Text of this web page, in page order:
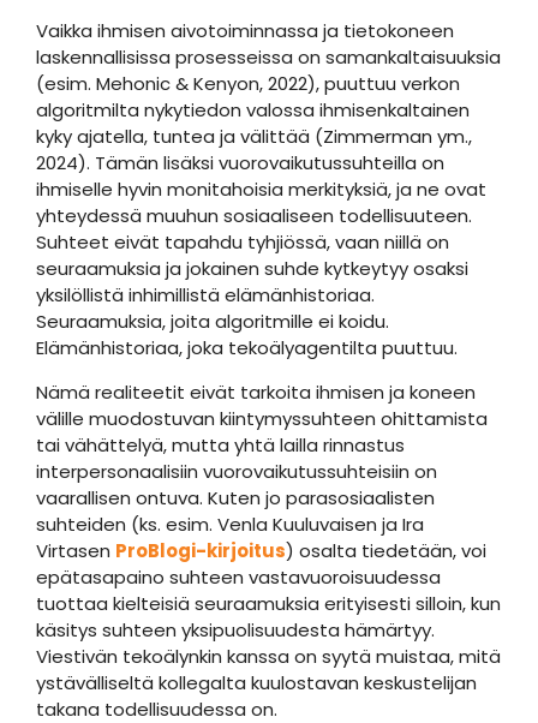
Vaikka ihmisen aivotoiminnassa ja tietokoneen
laskennallisissa prosesseissa on samankaltaisuuksia
(esim. Mehonic & Kenyon, 2022), puuttuu verkon
algoritmilta nykytiedon valossa ihmisenkaltainen
kyky ajatella, tuntea ja välittää (Zimmerman ym.,
2024). Tämän lisäksi vuorovaikutussuhteilla on
ihmiselle hyvin monitahoisia merkityksiä, ja ne ovat
yhteydessä muuhun sosiaaliseen todellisuuteen.
Suhteet eivät tapahdu tyhjiössä, vaan niillä on
seuraamuksia ja jokainen suhde kytkeytyy osaksi
yksilöllistä inhimillistä elämänhistoriaa.
Seuraamuksia, joita algoritmille ei koidu.
Elämänhistoriaa, joka tekoälyagentilta puuttuu.
Nämä realiteetit eivät tarkoita ihmisen ja koneen
välille muodostuvan kiintymyssuhteen ohittamista
tai vähättelyä, mutta yhtä lailla rinnastus
interpersonaalisiin vuorovaikutussuhteisiin on
vaarallisen ontuva. Kuten jo parasosiaalisten
suhteiden (ks. esim. Venla Kuuluvaisen ja Ira
Virtasen ProBlogi-kirjoitus) osalta tiedetään, voi
epätasapaino suhteen vastavuoroisuudessa
tuottaa kielteisiä seuraamuksia erityisesti silloin, kun
käsitys suhteen yksipuolisuudesta hämärtyy.
Viestivän tekoälynkin kanssa on syytä muistaa, mitä
ystävälliseltä kollegalta kuulostavan keskustelijan
takana todellisuudessa on.